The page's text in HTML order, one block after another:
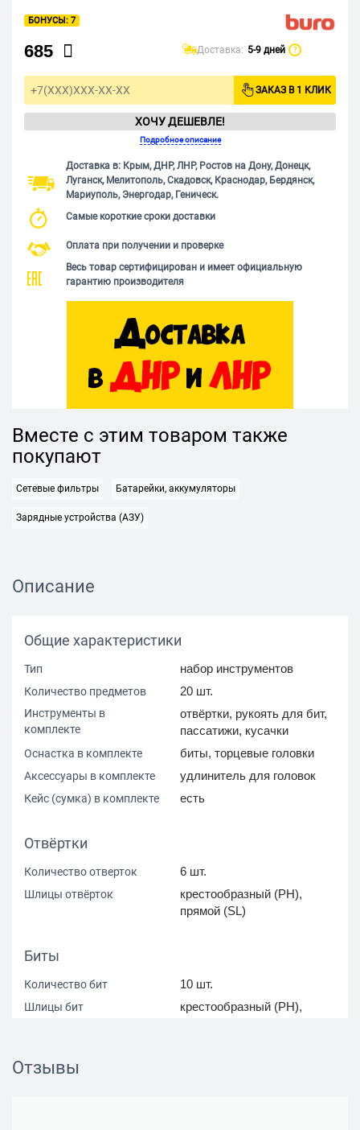
7
685 Доставка: 5-9 дней ?
ЗАКАЗ В 1 КЛИК
ХОЧУ ДЕШЕВЛЕ!
Подробное описание
Доставка в: Крым, ДНР, ЛНР, Ростов на Дону, Донецк,
Луганск, Мелитополь, Скадовск, Краснодар, Бердянск,
Мариуполь, Энергодар, Геническ.
Самые короткие сроки доставки
Оплата при получении и проверке
Весь товар сертифицирован и имеет официальную
гарантию производителя
Вместе с этим товаром также
покупают
Сетевые фильтры Батарейки, аккумуляторы
Зарядные устройства (АЗУ)
Описание
Общие характеристики
Тип набор инструментов
Количество предметов 20 шт.
Инструменты в
комплекте
отвёртки, рукоять для бит,
пассатижи, кусачки
Оснастка в комплекте биты, торцевые головки
Аксессуары в комплекте удлинитель для головок
Кейс (сумка) в комплекте есть
Отвёртки
Количество отверток 6 шт.
Шлицы отвёрток
крестообразный (PH),
прямой (SL)
Биты
Количество бит 10 шт.
Шлицы бит
крестообразный (PH),
Отзывы